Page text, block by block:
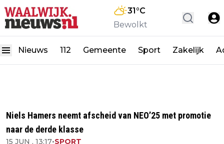
31°C
Bewolkt
Nieuws 112 Gemeente Sport Zakelijk
Niels Hamers neemt afscheid van NEO’25 met promotie
naar de derde klasse
15 JUN , 13:17•SPORT